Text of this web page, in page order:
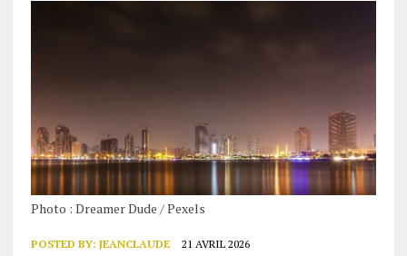
Photo : Dreamer Dude / Pexels
POSTED BY: JEANCLAUDE 21 AVRIL 2026